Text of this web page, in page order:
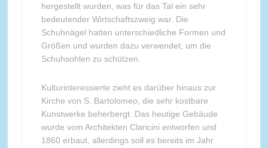
hergestellt wurden, was für das Tal ein sehr
bedeutender Wirtschaftszweig war. Die
Schuhnägel hatten unterschiedliche Formen und
Größen und wurden dazu verwendet, um die
Schuhsohlen zu schützen.
Kulturinteressierte zieht es darüber hinaus zur
Kirche von S. Bartolomeo, die sehr kostbare
Kunstwerke beherbergt. Das heutige Gebäude
wurde vom Architekten Claricini entworfen und
1860 erbaut, allerdings soll es bereits im Jahr